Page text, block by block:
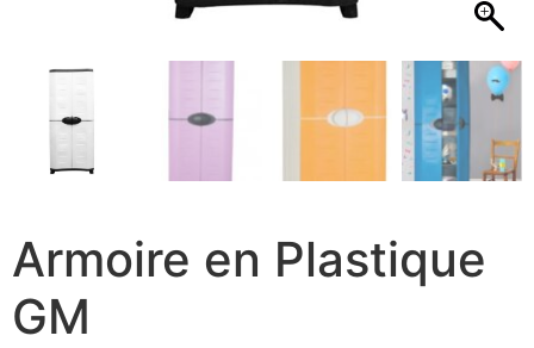
Armoire en Plastique
GM